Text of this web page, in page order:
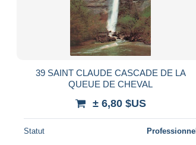
39 SAINT CLAUDE CASCADE DE LA
QUEUE DE CHEVAL
± 6,80 $US
Statut Professionnel